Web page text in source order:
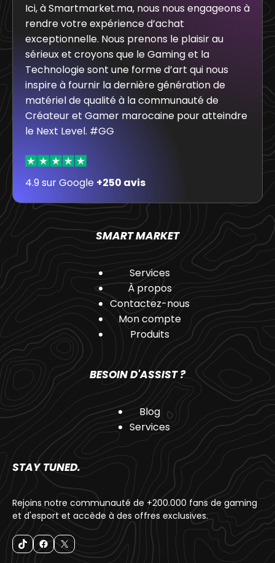
Ici, à Smartmarket.ma, nous nous engageons à
rendre votre expérience d’achat
exceptionnelle. Nous prenons le plaisir au
sérieux et croyons que le Gaming et la
Technologie sont une forme d’art qui nous
inspire à fournir la dernière génération de
matériel de qualité à la communauté de
Créateur et Gamer marocaine pour atteindre
le Next Level. #GG
4.9 sur Google +250 avis
SMART MARKET
Services
À propos
Contactez-nous
Mon compte
Produits
BESOIN D'ASSIST ?
Blog
Services
STAY TUNED.
Rejoins notre communauté de +200.000 fans de gaming
et d'esport et accède à des offres exclusives.